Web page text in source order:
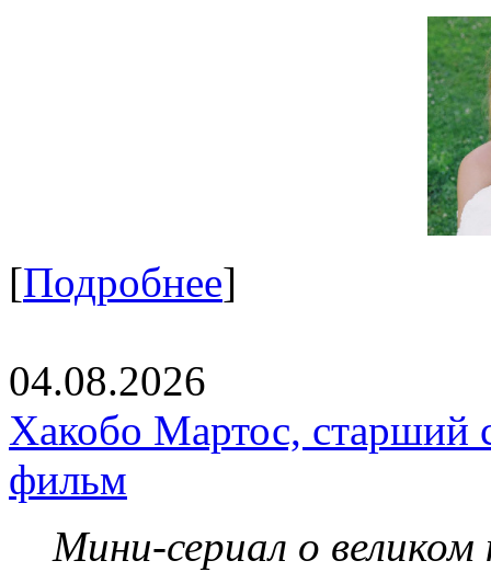
[Подробнее]
04.08.2026
Хакобо Мартос, старший
фильм
Мини-сериал о великом